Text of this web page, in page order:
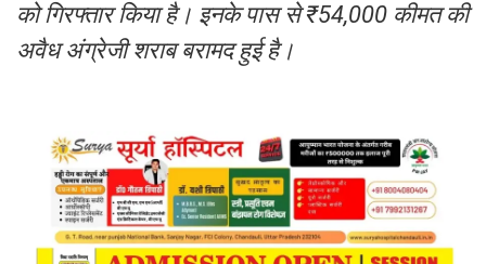
को गिरफ्तार किया है। इनके पास से ₹54,000 कीमत की
अवैध अंग्रेजी शराब बरामद हुई है।